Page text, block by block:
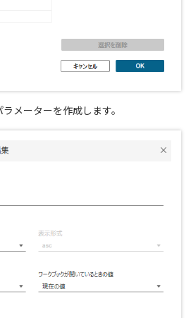
メーターを作成します。